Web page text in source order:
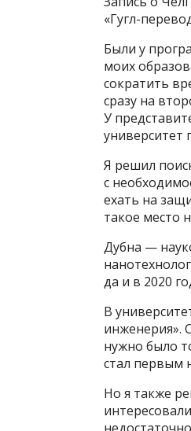
«Гугл-
Были у
моих
сократить
сразу на
У
университет
Я решил
с
ехать на
такое место
Дубна —
да и в 2020
В
инженерия».
нужно было
стал первым
Но я также